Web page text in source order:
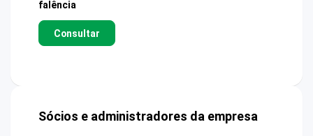
falência
Consultar
Sócios e administradores da empresa